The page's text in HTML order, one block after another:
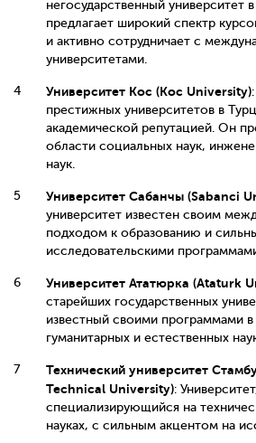
негосударственный университет
предлагает широкий спектр
и активно сотрудничает с
университетами.
Университет Koc (Koc University)
престижных университетов в
академической репутацией. Он
области социальных наук,
наук.
Университет Сабанчы (Sabanci
университет известен своим
подходом к образованию и
исследовательскими
Университет Ататюрка (Ataturk
старейших государственных
известный своими программами в
гуманитарных и естественных
Технический университет
Technical University):
специализирующийся на
науках, с сильным акцентом на